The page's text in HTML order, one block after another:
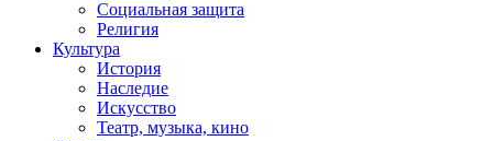
Социальная защита
Религия
Культура
История
Наследие
Искусство
Театр, музыка, кино